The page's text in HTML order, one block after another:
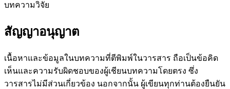
บทความวิจัย
สัญญาอนุญาต
เนื้อหาและข้อมูลในบทความที่ตีพิมพ์ในวารสาร ถือเป็นข้อคิด
เห็นและความรับผิดชอบของผู้เชียนบทความโดยตรง ซึ่ง
วารสารไม่มีส่วนเกี่ยวข้อง นอกจากนั้น ผู้เขียนทุกท่านต้องยืนยัน